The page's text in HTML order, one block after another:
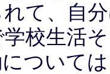
て、自
校生活
ついて